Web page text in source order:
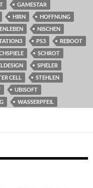
GAMESTAR
HIRN
HOFFNUNG
NISCHEN
PS3
REBOOT
SCHROT
SPIELER
CELL
STEHLEN
UBISOFT
WASSERPFEIL